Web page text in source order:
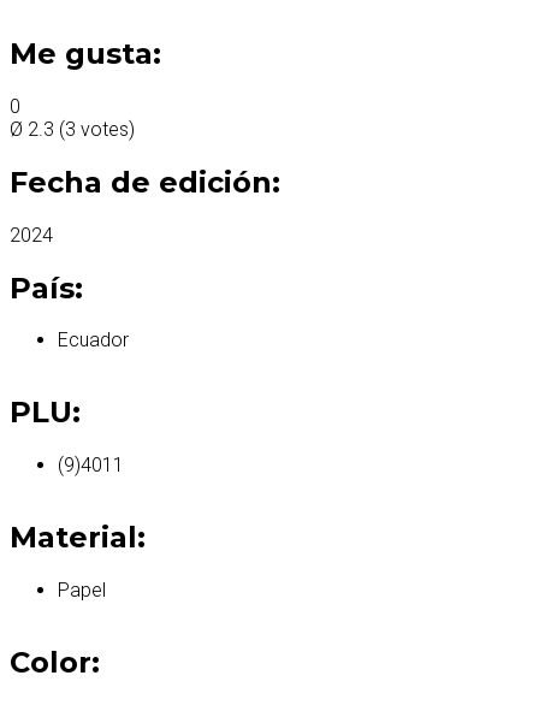
Me gusta:
0
Ø 2.3 (3 votes)
Fecha de edición:
2024
País:
Ecuador
PLU:
(9)4011
Material:
Papel
Color: